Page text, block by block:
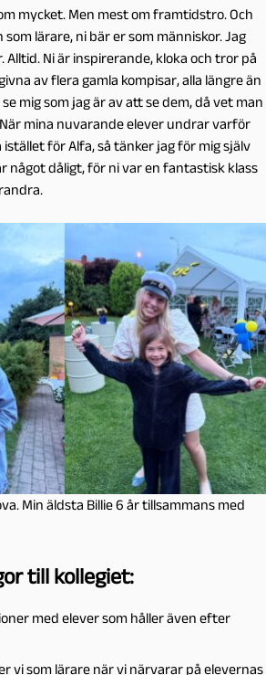
mycket. Men mest om framtidstro. Och
lärare, ni bär er som människor. Jag
Alltid. Ni är inspirerande, kloka och tror på
av flera gamla kompisar, alla längre än
mig som jag är av att se dem, då vet man
mina nuvarande elever undrar varför
istället för Alfa, så tänker jag för mig själv
något dåligt, för ni var en fantastisk klass
Min äldsta Billie 6 år tillsammans med
till kollegiet:
med elever som håller även efter
vi som lärare när vi närvarar på elevernas